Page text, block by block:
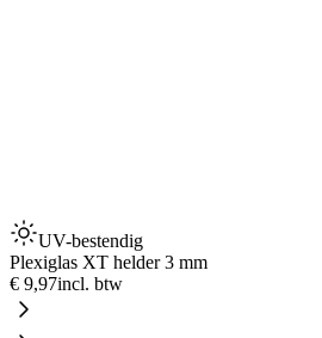
UV-bestendig
Plexiglas XT helder 3 mm
€ 9,97incl. btw